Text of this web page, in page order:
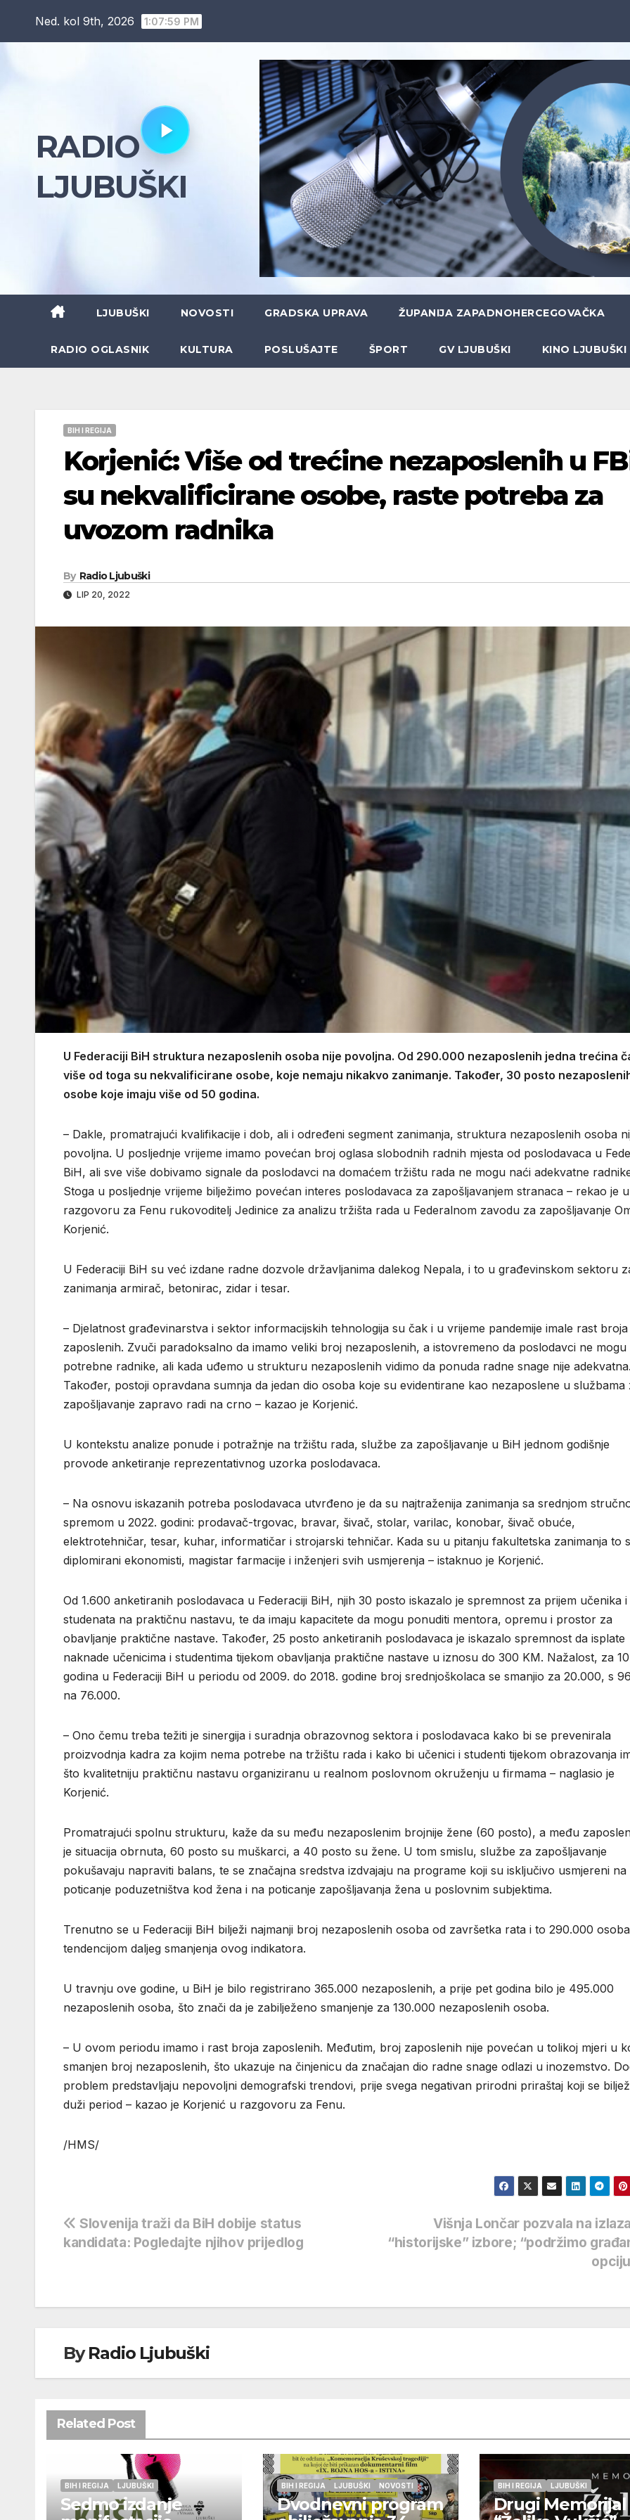
Ned. kol 9th, 2026 1:08:01 PM
RADIO
LJUBUŠKI
LJUBUŠKI NOVOSTI GRADSKA UPRAVA ŽUPANIJA ZAPADNOHERCEGOVAČKA
RADIO OGLASNIK KULTURA POSLUŠAJTE ŠPORT GV LJUBUŠKI KINO LJUBUŠKI
BIH I REGIJA
Korjenić: Više od trećine nezaposlenih u
su nekvalificirane osobe, raste potreba za
uvozom radnika
By Radio Ljubuški
LIP 20, 2022
U Federaciji BiH struktura nezaposlenih osoba nije povoljna. Od 290.000 nezaposlenih jedna trećina
više od toga su nekvalificirane osobe, koje nemaju nikakvo zanimanje. Također, 30 posto
osobe koje imaju više od 50 godina.
– Dakle, promatrajući kvalifikacije i dob, ali i određeni segment zanimanja, struktura nezaposlenih osoba
povoljna. U posljednje vrijeme imamo povećan broj oglasa slobodnih radnih mjesta od poslodavaca u
BiH, ali sve više dobivamo signale da poslodavci na domaćem tržištu rada ne mogu naći adekvatne
Stoga u posljednje vrijeme bilježimo povećan interes poslodavaca za zapošljavanjem stranaca – rekao je u
razgovoru za Fenu rukovoditelj Jedinice za analizu tržišta rada u Federalnom zavodu za zapošljavanje
Korjenić.
U Federaciji BiH su već izdane radne dozvole državljanima dalekog Nepala, i to u građevinskom sektoru
zanimanja armirač, betonirac, zidar i tesar.
– Djelatnost građevinarstva i sektor informacijskih tehnologija su čak i u vrijeme pandemije imale rast broja
zaposlenih. Zvuči paradoksalno da imamo veliki broj nezaposlenih, a istovremeno da poslodavci ne mogu
potrebne radnike, ali kada uđemo u strukturu nezaposlenih vidimo da ponuda radne snage nije adekvatna.
Također, postoji opravdana sumnja da jedan dio osoba koje su evidentirane kao nezaposlene u službama
zapošljavanje zapravo radi na crno – kazao je Korjenić.
U kontekstu analize ponude i potražnje na tržištu rada, službe za zapošljavanje u BiH jednom godišnje
provode anketiranje reprezentativnog uzorka poslodavaca.
– Na osnovu iskazanih potreba poslodavaca utvrđeno je da su najtraženija zanimanja sa srednjom
spremom u 2022. godini: prodavač-trgovac, bravar, šivač, stolar, varilac, konobar, šivač obuće,
elektrotehničar, tesar, kuhar, informatičar i strojarski tehničar. Kada su u pitanju fakultetska zanimanja to
diplomirani ekonomisti, magistar farmacije i inženjeri svih usmjerenja – istaknuo je Korjenić.
Od 1.600 anketiranih poslodavaca u Federaciji BiH, njih 30 posto iskazalo je spremnost za prijem učenika i
studenata na praktičnu nastavu, te da imaju kapacitete da mogu ponuditi mentora, opremu i prostor za
obavljanje praktične nastave. Također, 25 posto anketiranih poslodavaca je iskazalo spremnost da isplate
naknade učenicima i studentima tijekom obavljanja praktične nastave u iznosu do 300 KM. Nažalost, za 10
godina u Federaciji BiH u periodu od 2009. do 2018. godine broj srednjoškolaca se smanjio za 20.000, s
na 76.000.
– Ono čemu treba težiti je sinergija i suradnja obrazovnog sektora i poslodavaca kako bi se prevenirala
proizvodnja kadra za kojim nema potrebe na tržištu rada i kako bi učenici i studenti tijekom obrazovanja
što kvalitetniju praktičnu nastavu organiziranu u realnom poslovnom okruženju u firmama – naglasio je
Korjenić.
Promatrajući spolnu strukturu, kaže da su među nezaposlenim brojnije žene (60 posto), a među
je situacija obrnuta, 60 posto su muškarci, a 40 posto su žene. U tom smislu, službe za zapošljavanje
pokušavaju napraviti balans, te se značajna sredstva izdvajaju na programe koji su isključivo usmjereni na
poticanje poduzetništva kod žena i na poticanje zapošljavanja žena u poslovnim subjektima.
Trenutno se u Federaciji BiH bilježi najmanji broj nezaposlenih osoba od završetka rata i to 290.000
tendencijom daljeg smanjenja ovog indikatora.
U travnju ove godine, u BiH je bilo registrirano 365.000 nezaposlenih, a prije pet godina bilo je 495.000
nezaposlenih osoba, što znači da je zabilježeno smanjenje za 130.000 nezaposlenih osoba.
– U ovom periodu imamo i rast broja zaposlenih. Međutim, broj zaposlenih nije povećan u tolikoj mjeri u
smanjen broj nezaposlenih, što ukazuje na činjenicu da značajan dio radne snage odlazi u inozemstvo.
problem predstavljaju nepovoljni demografski trendovi, prije svega negativan prirodni priraštaj koji se
duži period – kazao je Korjenić u razgovoru za Fenu.
/HMS/
Navigacija
Višnja Lončar pozvala na
“historijske” izbore; “podržimo
Slovenija traži da BiH dobije status
kandidata: Pogledajte njihov prijedlog
ByRadio Ljubuški
Related Post
BIH I REGIJA LJUBUŠKI
Sedmo izdanje
BIH I REGIJA LJUBUŠKI NOVOSTI
Dvodnevni program
BIH I REGIJA LJUBUŠKI
Drugi Memorijal